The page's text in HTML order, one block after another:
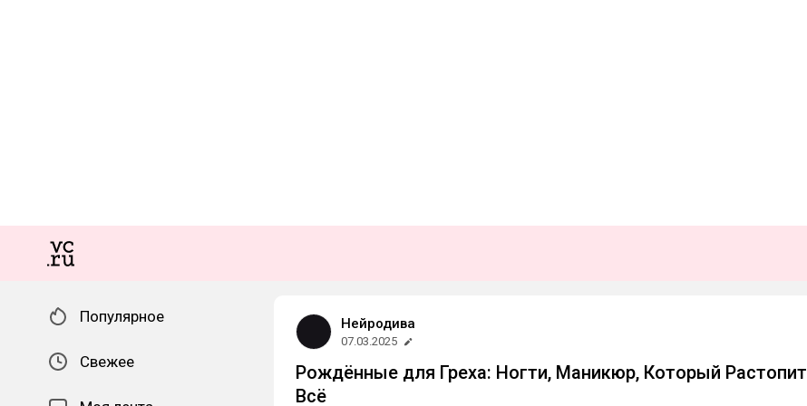
Популярное
Свежее
Нейродива
07.03.2025
Рождённые для Греха: Ногти, Маникюр, Который Растопит
Всё